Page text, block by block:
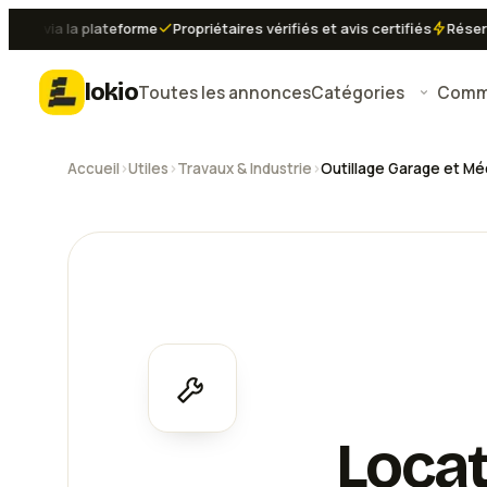
via la plateforme Propriétaires vérifiés et avis certifiés
lokioToutes les annoncesCatégories
Accueil ›Utiles ›Travaux & Industrie ›Outillage Garage et